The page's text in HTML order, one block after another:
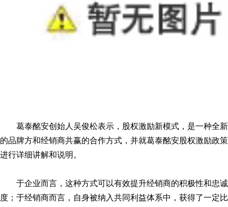
葛泰酩安创始人吴俊松表示，股权激励新模式，是一种全新
的品牌方和经销商共赢的合作方式，并就葛泰酩安股权激励政策
进行详细讲解和说明。
于企业而言，这种方式可以有效提升经销商的积极性和忠诚
度；于经销商而言，自身被纳入共同利益体系中，获得了一定比